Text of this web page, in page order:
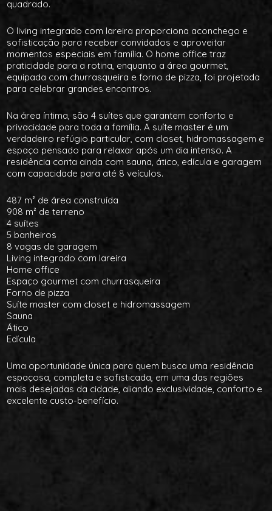
quadrado.
O living integrado com lareira proporciona aconchego e
sofisticação para receber convidados e aproveitar
momentos especiais em família. O home office traz
praticidade para a rotina, enquanto a área gourmet,
equipada com churrasqueira e forno de pizza, foi projetada
para celebrar grandes encontros.
Na área íntima, são 4 suítes que garantem conforto e
privacidade para toda a família. A suíte master é um
verdadeiro refúgio particular, com closet, hidromassagem e
espaço pensado para relaxar após um dia intenso. A
residência conta ainda com sauna, ático, edícula e garagem
com capacidade para até 8 veículos.
487 m² de área construída
908 m² de terreno
4 suítes
5 banheiros
8 vagas de garagem
Living integrado com lareira
Home office
Espaço gourmet com churrasqueira
Forno de pizza
Suíte master com closet e hidromassagem
Sauna
Ático
Edícula
Uma oportunidade única para quem busca uma residência
espaçosa, completa e sofisticada, em uma das regiões
mais desejadas da cidade, aliando exclusividade, conforto e
excelente custo-benefício.